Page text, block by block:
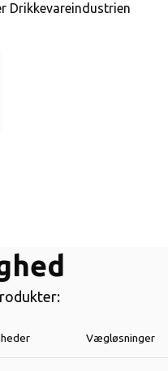
Drikkevareindustrien
Vægløsninger